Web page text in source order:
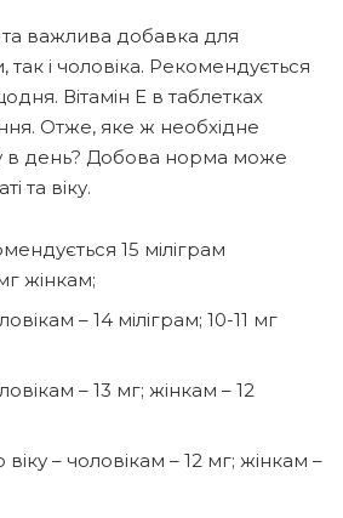
та важлива добавка для
так і чоловіка. Рекомендується
Вітамін Е в таблетках
Отже, яке ж необхідне
в день? Добова норма може
та віку.
15 міліграм
жінкам;
– 14 міліграм; 10-11 мг
– 13 мг; жінкам – 12
віку – чоловікам – 12 мг; жінкам –